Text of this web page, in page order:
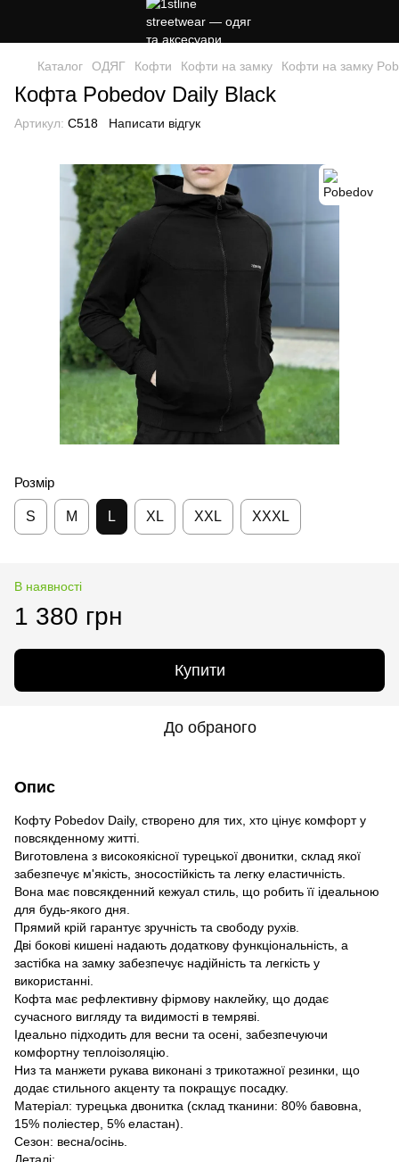
Каталог ОДЯГ Кофти Кофти на замку Кофти на замку
Кофта Pobedov Daily Black
Артикул: C518 Написати відгук
Розмір
S M L XL XXL XXXL
В наявності
1 380 грн
Купити
До обраного
Опис
Кофту Pobedov Daily, створено для тих, хто цінує комфорт у
повсякденному житті.
Виготовлена з високоякісної турецької двонитки, склад якої
забезпечує м'якість, зносостійкість та легку еластичність.
Вона має повсякденний кежуал стиль, що робить її ідеальною
для будь-якого дня.
Прямий крій гарантує зручність та свободу рухів.
Дві бокові кишені надають додаткову функціональність, а
застібка на замку забезпечує надійність та легкість у
використанні.
Кофта має рефлективну фірмову наклейку, що додає
сучасного вигляду та видимості в темряві.
Ідеально підходить для весни та осені, забезпечуючи
комфортну теплоізоляцію.
Низ та манжети рукава виконані з трикотажної резинки, що
додає стильного акценту та покращує посадку.
Матеріал: турецька двонитка (склад тканини: 80% бавовна,
15% поліестер, 5% еластан).
Сезон: весна/осінь.
Деталі: